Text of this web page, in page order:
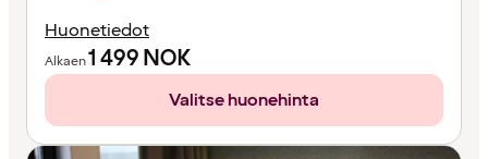
Huonetiedot
Alkaen1 499NOK
Valitse huonehinta